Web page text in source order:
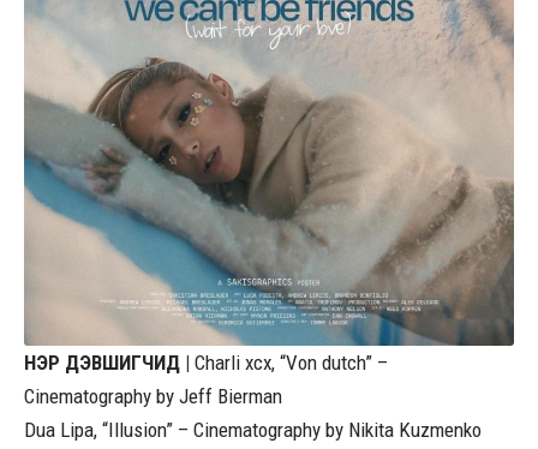
НЭР ДЭВШИГЧИД | Charli xcx, “Von dutch” –
Cinematography by Jeff Bierman
Dua Lipa, “Illusion” – Cinematography by Nikita Kuzmenko